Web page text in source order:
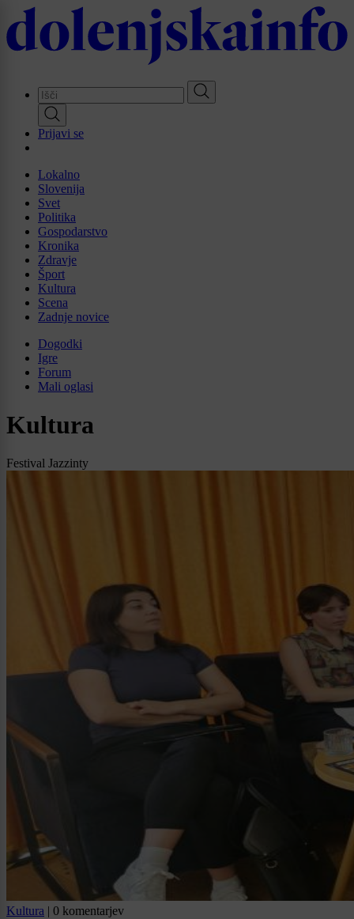
Skip
to
main
Prijavi se
Lokalno
Slovenija
Svet
Politika
Gospodarstvo
Kronika
Zdravje
Šport
Kultura
Scena
Zadnje novice
Dogodki
Igre
Forum
Mali oglasi
Kultura
Festival Jazzinty
Kultura 0 komentarjev